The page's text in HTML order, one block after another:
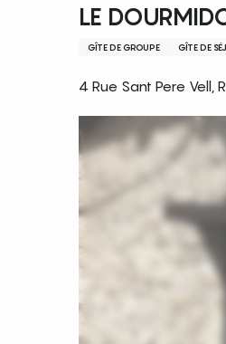
LE
GÎTE DE GROUPE GÎTE DE
4 Rue Sant Pere Vell,